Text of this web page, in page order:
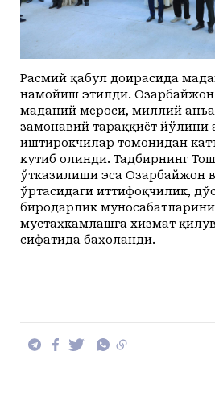
Расмий қабул доирасида
намойиш этилди. Озарбайжон
маданий мероси, миллий
замонавий тараққиёт йўлини
иштирокчилар томонидан
кутиб олинди. Тадбирнинг
ўтказилиши эса Озарбайжон
ўртасидаги иттифоқчилик,
биродарлик
мустаҳкамлашга хизмат
сифатида баҳоланди.